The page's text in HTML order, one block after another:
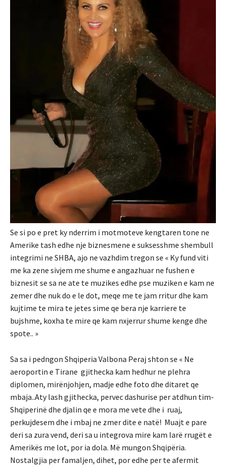
Se si po e pret ky nderrim i motmoteve kengtaren tone ne
Amerike tash edhe nje biznesmene e suksesshme shembull
integrimi ne SHBA, ajo ne vazhdim tregon se « Ky fund viti
me ka zene sivjem me shume e angazhuar ne fushen e
biznesit se sa ne ate te muzikes edhe pse muziken e kam ne
zemer dhe nuk do e le dot, meqe me te jam rritur dhe kam
kujtime te mira te jetes sime qe bera nje karriere te
bujshme, koxha te mire qe kam nxjerrur shume kenge dhe
spote.. »
Sa sa i pedngon Shqiperia Valbona Peraj shton se « Ne
aeroportin e Tirane gjithecka kam hedhur ne plehra
diplomen, mirënjohjen, madje edhe foto dhe ditaret qe
mbaja..Aty lash gjithecka, pervec dashurise per atdhun tim-
Shqiperinë dhe djalin qe e mora me vete dhe i ruaj,
perkujdesem dhe i mbaj ne zmer dite e natë! Muajt e pare
deri sa zura vend, deri sa u integrova mire kam larë rrugët e
Amerikës me lot, por ia dola. Më mungon Shqipëria.
Nostalgjia per famaljen, dihet, por edhe per te afermit